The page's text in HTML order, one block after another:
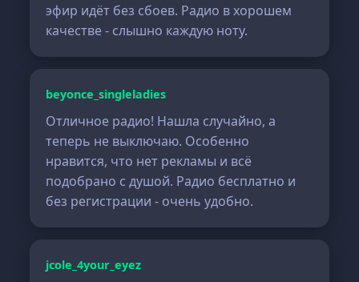
эфир идёт без сбоев. Радио в хорошем
качестве - слышно каждую ноту.
beyonce_singleladies
Отличное радио! Нашла случайно, а
теперь не выключаю. Особенно
нравится, что нет рекламы и всё
подобрано с душой. Радио бесплатно и
без регистрации - очень удобно.
jcole_4your_eyez